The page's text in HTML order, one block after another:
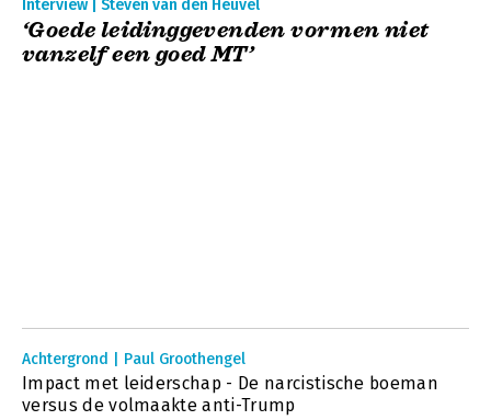
Interview | Steven van den Heuvel
‘Goede leidinggevenden vormen niet
vanzelf een goed MT’
Achtergrond | Paul Groothengel
Impact met leiderschap - De narcistische boeman
versus de volmaakte anti-Trump